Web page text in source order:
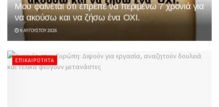
Μου φαίνεται ότι έπρεπε να περιμένω 7 χρονιά για
να ακούσω και να ζήσω ένα ΟΧΙ.
9 ΑΥΓΟΎΣΤΟΥ 2026
ΕΠΙΚΑΙΡΌΤΗΤΑ